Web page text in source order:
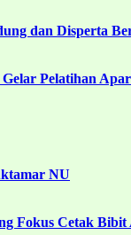
dan Disperta
Pelatihan
NU
Fokus Cetak